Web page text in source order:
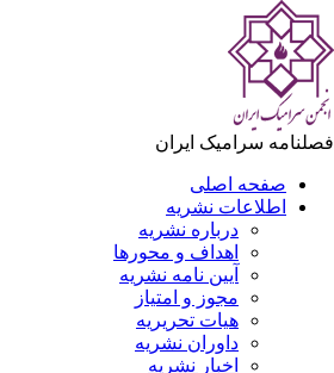
سرامیک ایران
صفحه اصلی
اطلاعات نشریه
درباره نشریه
اهداف و محورها
آیین نامه نشریه
مجوز و امتیاز
هیات تحریریه
داوران نشریه
اخبار نشریه